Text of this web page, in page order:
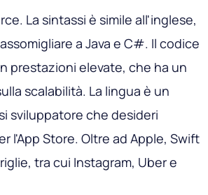
La sintassi è simile all'inglese,
a Java e C#. Il codice
prestazioni elevate, che ha un
scalabilità. La lingua è un
sviluppatore che desideri
l'App Store. Oltre ad Apple, Swift
tra cui Instagram, Uber e